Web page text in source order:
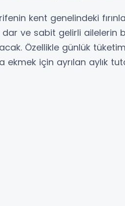
kent genelindeki
dar ve sabit gelirli ailelerin
Özellikle günlük
ekmek için ayrılan aylık